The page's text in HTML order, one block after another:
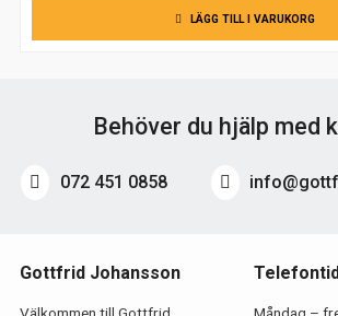
LÄGG TILL I VARUKORG
Behöver du hjälp med
072 451 0858
Gottfrid Johansson
Välkommen till Gottfrid Måndag –